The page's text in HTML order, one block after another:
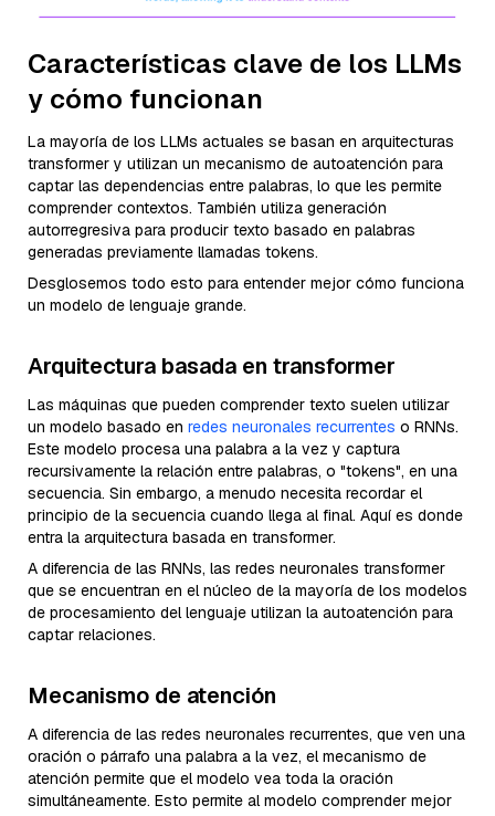
Características clave de los LLMs
y cómo funcionan
La mayoría de los LLMs actuales se basan en arquitecturas
transformer y utilizan un mecanismo de autoatención para
captar las dependencias entre palabras, lo que les permite
comprender contextos. También utiliza generación
autorregresiva para producir texto basado en palabras
generadas previamente llamadas tokens.
Desglosemos todo esto para entender mejor cómo funciona
un modelo de lenguaje grande.
Arquitectura basada en transformer
Las máquinas que pueden comprender texto suelen utilizar
un modelo basado en redes neuronales recurrentes o RNNs.
Este modelo procesa una palabra a la vez y captura
recursivamente la relación entre palabras, o "tokens", en una
secuencia. Sin embargo, a menudo necesita recordar el
principio de la secuencia cuando llega al final. Aquí es donde
entra la arquitectura basada en transformer.
A diferencia de las RNNs, las redes neuronales transformer
que se encuentran en el núcleo de la mayoría de los modelos
de procesamiento del lenguaje utilizan la autoatención para
captar relaciones.
Mecanismo de atención
A diferencia de las redes neuronales recurrentes, que ven una
oración o párrafo una palabra a la vez, el mecanismo de
atención permite que el modelo vea toda la oración
simultáneamente. Esto permite al modelo comprender mejor